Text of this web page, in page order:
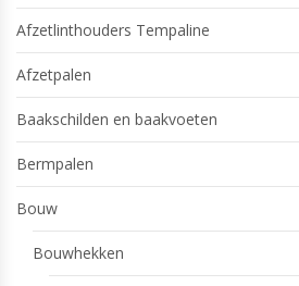
Afzetlinthouders Tempaline
Afzetpalen
Baakschilden en baakvoeten
Bermpalen
Bouw
Bouwhekken